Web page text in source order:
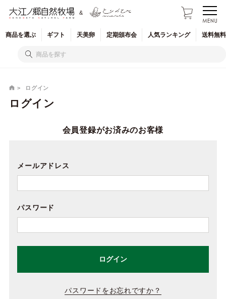
&
商品を選ぶ ギフト 天美卵 定期頒布会 人気ランキング 送料無
ログイン
ログイン
会員登録がお済みのお客様
メールアドレス
パスワード
ログイン
パスワードをお忘れですか？